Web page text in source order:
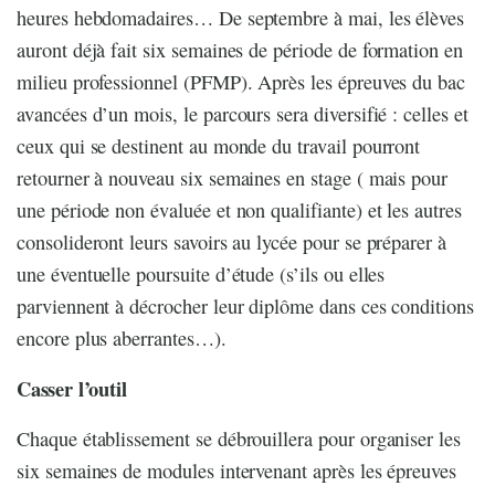
heures hebdomadaires… De septembre à mai, les élèves
auront déjà fait six semaines de période de formation en
milieu professionnel (PFMP). Après les épreuves du bac
avancées d’un mois, le parcours sera diversifié : celles et
ceux qui se destinent au monde du travail pourront
retourner à nouveau six semaines en stage ( mais pour
une période non évaluée et non qualifiante) et les autres
consolideront leurs savoirs au lycée pour se préparer à
une éventuelle poursuite d’étude (s’ils ou elles
parviennent à décrocher leur diplôme dans ces conditions
encore plus aberrantes…).
Casser l’outil
Chaque établissement se débrouillera pour organiser les
six semaines de modules intervenant après les épreuves